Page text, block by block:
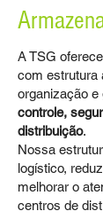
A TSG oferece
com estrutura
organização e
controle,
distribuição.
Nossa
logístico,
melhorar o
centros de